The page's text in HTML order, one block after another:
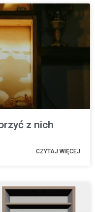
z nich
CZYTAJ WIĘCEJ